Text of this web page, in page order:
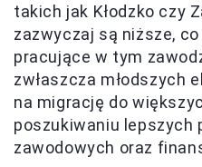
takich jak Kłodzko czy
zazwyczaj są niższe,
pracujące w tym
zwłaszcza młodszych
na migrację do
poszukiwaniu lepszych
zawodowych oraz